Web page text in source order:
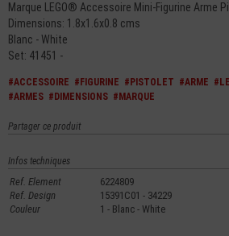
Marque LEGO® Accessoire Mini-Figurine Arme
Dimensions: 1.8x1.6x0.8 cms
Blanc - White
Set: 41451 -
#ACCESSOIRE #FIGURINE #PISTOLET #ARME
#ARMES #DIMENSIONS #MARQUE
Partager ce produit
Infos techniques
Ref. Element
6224809
Ref. Design
15391C01 - 34229
Couleur
1 - Blanc - White